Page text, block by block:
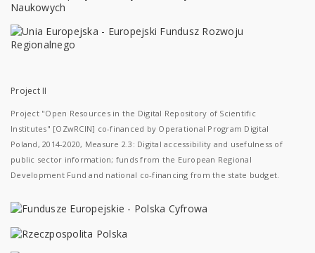
Project II
Project "Open Resources in the Digital Repository of Scientific
Institutes" [OZwRCIN] co-financed by Operational Program Digital
Poland, 2014-2020, Measure 2.3: Digital accessibility and usefulness of
public sector information; funds from the European Regional
Development Fund and national co-financing from the state budget.